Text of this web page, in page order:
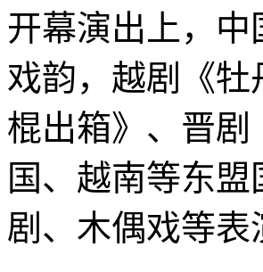
开幕演出上，
戏韵，越剧《牡
棍出箱》、晋
国、越南等东
剧、木偶戏等